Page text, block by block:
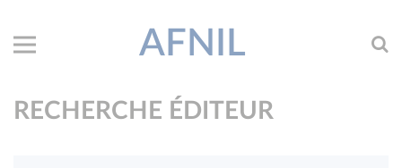
AFNIL
RECHERCHE ÉDITEUR